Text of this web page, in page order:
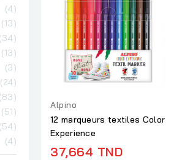
4
13
34
13
3
24
83
51
54
4
Alpino
12 marqueurs textiles Color
Experience
37,664 TND